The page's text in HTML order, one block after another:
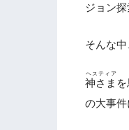
ジョン
そんな
神さま
ヘスティア
の大事